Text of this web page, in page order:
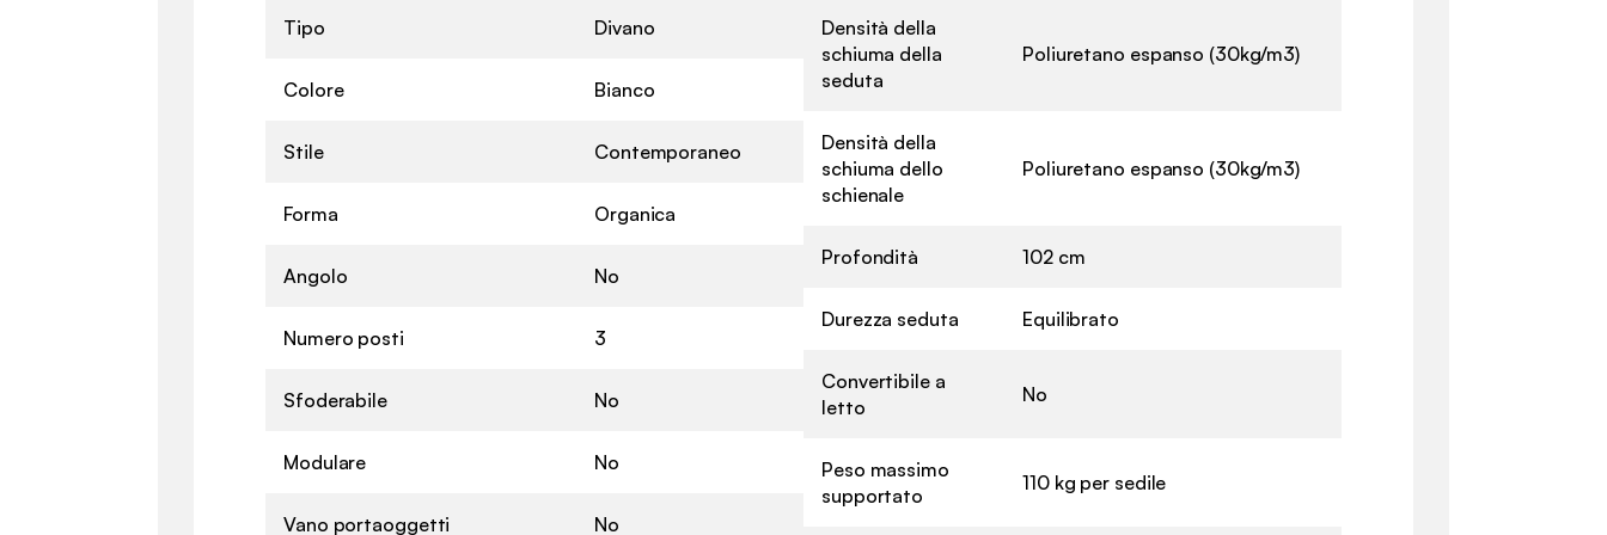
Tipo Divano
Colore Bianco
Stile Contemporaneo
Forma Organica
Angolo No
Numero posti 3
Sfoderabile No
Modulare No
Vano portaoggetti No
Densità della
schiuma della
seduta
Poliuretano espanso (30kg/m3)
Densità della
schiuma dello
schienale
Poliuretano espanso (30kg/m3)
Profondità 102 cm
Durezza seduta Equilibrato
Convertibile a
letto
No
Peso massimo
supportato
110 kg per sedile